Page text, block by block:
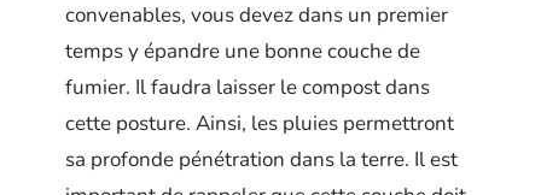
convenables, vous devez dans un premier
temps y épandre une bonne couche de
fumier. Il faudra laisser le compost dans
cette posture. Ainsi, les pluies permettront
sa profonde pénétration dans la terre. Il est